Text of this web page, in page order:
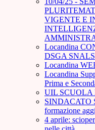
VIGENTE E
Locandina
DSGA SNALS
Locandina
Locandina
Prima e
UIL SCUOLA
SINDACATO
formazione
4 aprile: